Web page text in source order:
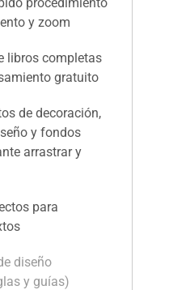
y zoom
libros completas
gratuito
de decoración,
y fondos
arrastrar y
para
diseño
y guías)